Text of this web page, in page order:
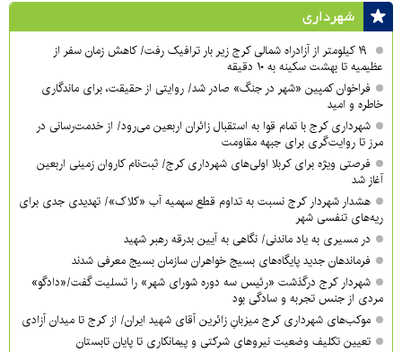
شهرداری
۱۹ کیلومتر از آزادراه شمالی کرج زیر بار ترافیک رفت/ کاهش زمان سفر از
عظیمیه تا بهشت سکینه به ۱۰ دقیقه
فراخوان کمپین «شهر در جنگ» صادر شد/ روایتی از حقیقت، برای ماندگاری
خاطره و امید
شهرداری کرج با تمام قوا به استقبال زائران اربعین می‌رود/ از خدمت‌رسانی در
مرز تا روایت‌گری برای جبهه مقاومت
فرصتی ویژه برای کربلا اولی‌های شهرداری کرج/ ثبت‌نام کاروان زمینی اربعین
آغاز شد
هشدار شهردار کرج نسبت به تداوم قطع سهمیه آب «کلاک»/ تهدیدی جدی برای
ریه‌های تنفسی شهر
در مسیری به یاد ماندنی/ نگاهی به آیین بدرقه رهبر شهید
فرماندهان جدید پایگاه‌های بسیج خواهران سازمان بسیج معرفی شدند
شهردار کرج درگذشت «رئیس سه دوره شورای شهر» را تسلیت گفت/«دادگو»
مردی از جنس تجربه و سادگی بود
موکب‌های شهرداری کرج میزبانِ زائرین آقای شهید ایران/ از کرج تا میدان آزادی
تعیین تکلیف وضعیت نیروهای شرکتی و پیمانکاری تا پایان تابستان